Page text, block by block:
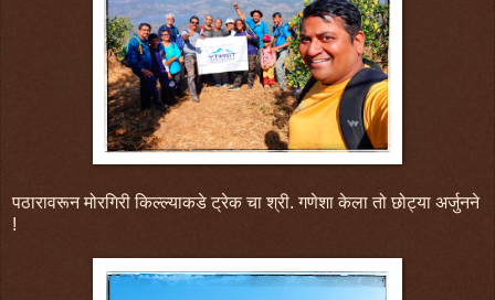
पठारावरून मोरगिरी किल्ल्याकडे ट्रेक चा श्री. गणेशा केला तो छोट्या अर्जुनने
!